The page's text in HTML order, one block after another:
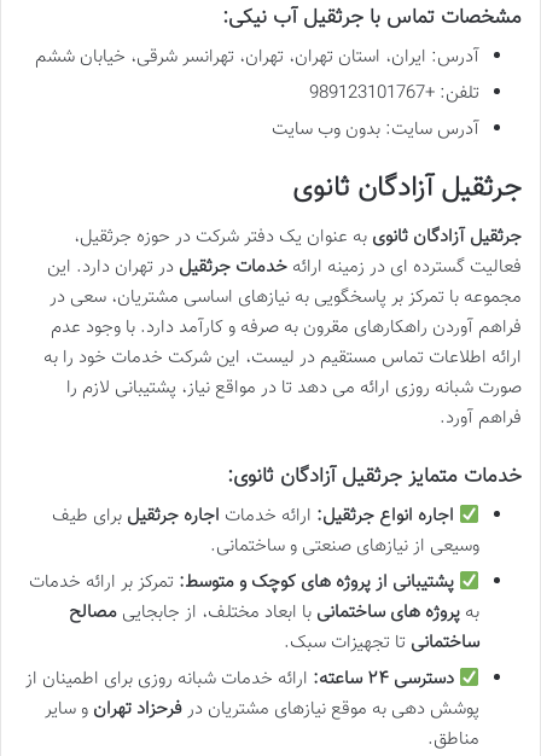
مشخصات تماس با جرثقیل آب نیکی:
آدرس: ایران، استان تهران، تهران، تهرانسر شرقی، خیابان ششم
تلفن: +989123101767
آدرس سایت: بدون وب سایت
جرثقیل آزادگان ثانوی
جرثقیل آزادگان ثانوی به عنوان یک دفتر شرکت در حوزه جرثقیل،
فعالیت گسترده ای در زمینه ارائه خدمات جرثقیل در تهران دارد. این
مجموعه با تمرکز بر پاسخگویی به نیازهای اساسی مشتریان، سعی در
فراهم آوردن راهکارهای مقرون به صرفه و کارآمد دارد. با وجود عدم
ارائه اطلاعات تماس مستقیم در لیست، این شرکت خدمات خود را به
صورت شبانه روزی ارائه می دهد تا در مواقع نیاز، پشتیبانی لازم را
فراهم آورد.
خدمات متمایز جرثقیل آزادگان ثانوی:
اجاره انواع جرثقیل: ارائه خدمات اجاره جرثقیل برای طیف
وسیعی از نیازهای صنعتی و ساختمانی.
پشتیبانی از پروژه های کوچک و متوسط: تمرکز بر ارائه خدمات
به پروژه های ساختمانی با ابعاد مختلف، از جابجایی مصالح
ساختمانی تا تجهیزات سبک.
دسترسی ۲۴ ساعته:
ارائه خدمات شبانه روزی برای اطمینان از
پوشش دهی به موقع نیازهای مشتریان درفرحزاد تهران و سایر
مناطق.